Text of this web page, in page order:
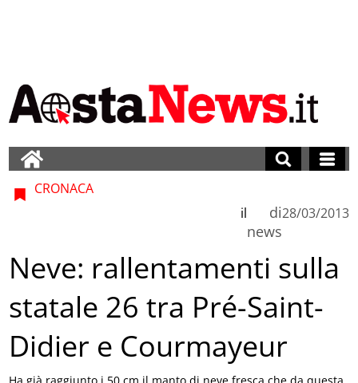
CRONACA
di
news
il 28/03/2013
Neve: rallentamenti sulla
statale 26 tra Pré-Saint-
Didier e Courmayeur